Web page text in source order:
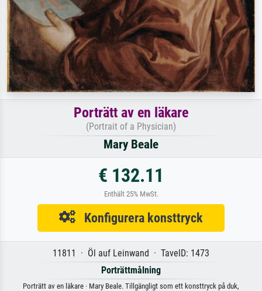
Porträtt av en läkare
(Portrait of a Physician)
Mary Beale
€ 132.11
Enthält 25% MwSt.
Konfigurera konsttryck
11811 · Öl auf Leinwand · TavelD: 1473
Porträttmålning
Porträtt av en läkare · Mary Beale. Tillgängligt som ett konsttryck på duk,